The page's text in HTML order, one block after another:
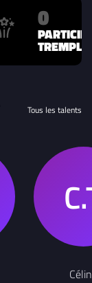
0
Tous les talents